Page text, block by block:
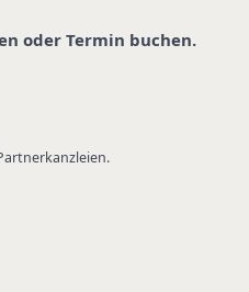
oder Termin buchen.